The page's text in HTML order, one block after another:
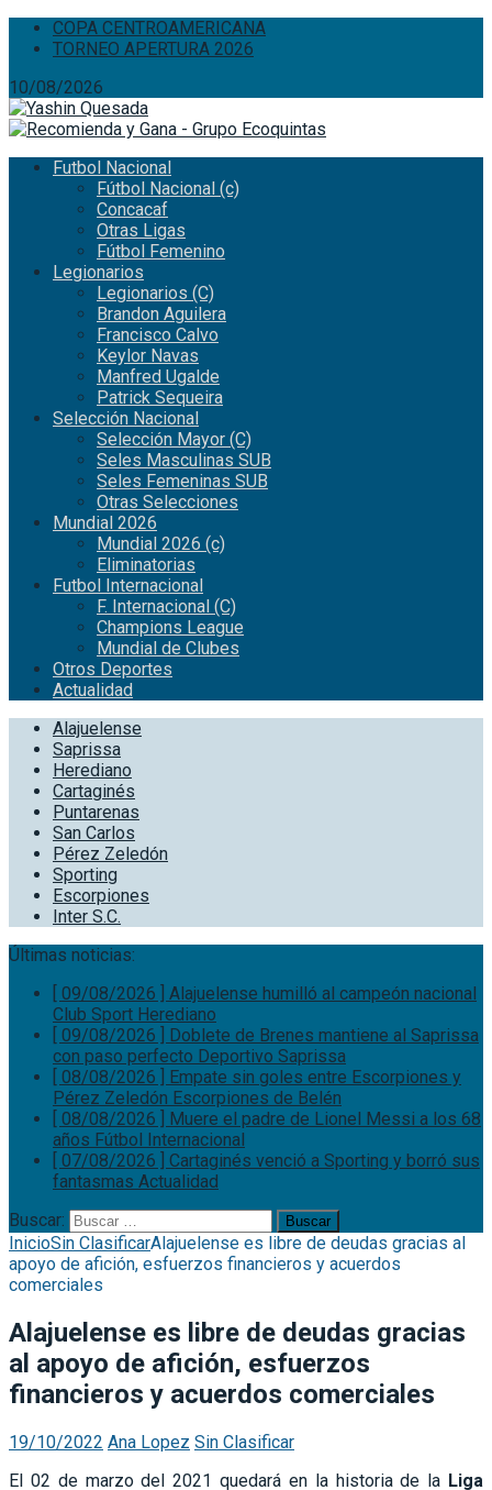
COPA CENTROAMERICANA
TORNEO APERTURA 2026
10/08/2026
Futbol Nacional
Fútbol Nacional (c)
Concacaf
Otras Ligas
Fútbol Femenino
Legionarios
Legionarios (C)
Brandon Aguilera
Francisco Calvo
Keylor Navas
Manfred Ugalde
Patrick Sequeira
Selección Nacional
Selección Mayor (C)
Seles Masculinas SUB
Seles Femeninas SUB
Otras Selecciones
Mundial 2026
Mundial 2026 (c)
Eliminatorias
Futbol Internacional
F. Internacional (C)
Champions League
Mundial de Clubes
Otros Deportes
Actualidad
Alajuelense
Saprissa
Herediano
Cartaginés
Puntarenas
San Carlos
Pérez Zeledón
Sporting
Escorpiones
Inter S.C.
Últimas noticias:
[ 09/08/2026 ] Alajuelense humilló al campeón nacional
Club Sport Herediano
[ 09/08/2026 ] Doblete de Brenes mantiene al Saprissa
con paso perfecto Deportivo Saprissa
[ 08/08/2026 ] Empate sin goles entre Escorpiones y
Pérez Zeledón Escorpiones de Belén
[ 08/08/2026 ] Muere el padre de Lionel Messi a los 68
años Fútbol Internacional
[ 07/08/2026 ] Cartaginés venció a Sporting y borró sus
fantasmas Actualidad
Buscar:
InicioSin ClasificarAlajuelense es libre de deudas gracias al
apoyo de afición, esfuerzos financieros y acuerdos
comerciales
Alajuelense es libre de deudas gracias
al apoyo de afición, esfuerzos
financieros y acuerdos comerciales
19/10/2022 Ana Lopez Sin Clasificar
El 02 de marzo del 2021 quedará en la historia de la Liga